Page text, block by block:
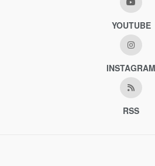
YOUTUBE
INSTAGRAM
RSS